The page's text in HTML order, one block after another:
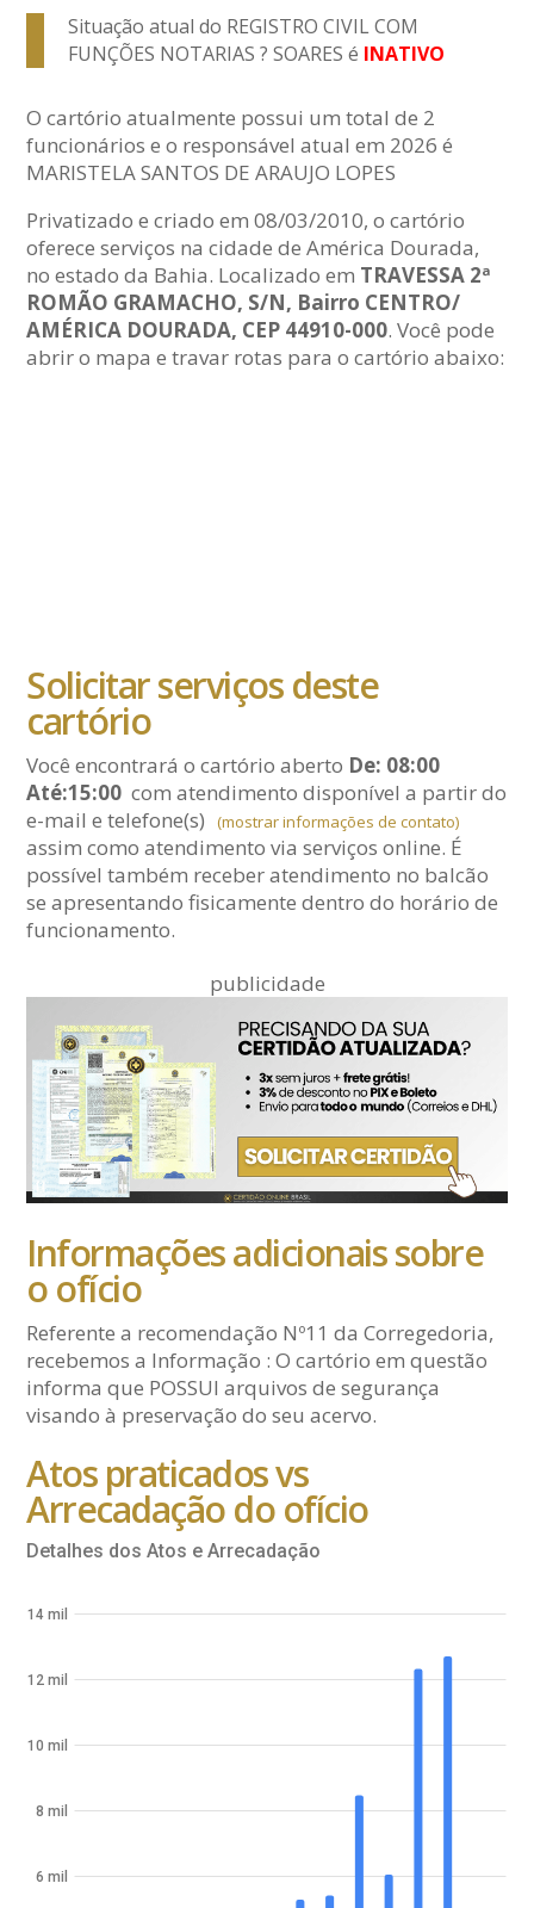
Situação atual do REGISTRO CIVIL COM
FUNÇÕES NOTARIAS ? SOARES é INATIVO
O cartório atualmente possui um total de 2
funcionários e o responsável atual em 2026 é
MARISTELA SANTOS DE ARAUJO LOPES
Privatizado e criado em 08/03/2010, o cartório
oferece serviços na cidade de América Dourada,
no estado da Bahia. Localizado em TRAVESSA 2ª
ROMÃO GRAMACHO, S/N, Bairro CENTRO/
AMÉRICA DOURADA, CEP 44910-000. Você pode
abrir o mapa e travar rotas para o cartório abaixo:
Solicitar serviços deste
cartório
Você encontrará o cartório aberto De: 08:00
Até:15:00 com atendimento disponível a partir do
e-maile telefone(s) (mostrar informações de contato)
assim como atendimento via serviços online. É
possível também receber atendimento no balcão
se apresentando fisicamente dentro do horário de
funcionamento.
publicidade
Informações adicionais sobre
o ofício
Referente a recomendação Nº11 da Corregedoria,
recebemos a Informação : O cartório em questão
informa que POSSUI arquivos de segurança
visando à preservação do seu acervo.
Atos praticados vs
Arrecadação do ofício
Detalhes dos Atos e Arrecadação
6 mil
8 mil
10 mil
12 mil
14 mil